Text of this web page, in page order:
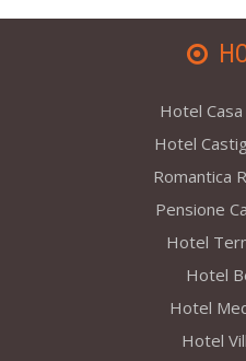
Hotel
Hotel
Romantica
Pensione
Hotel
Hotel
Hotel
Hotel